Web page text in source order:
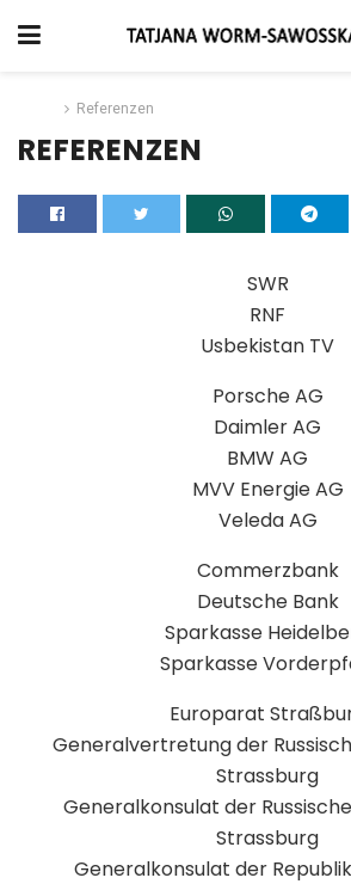
Referenzen
REFERENZEN
SWR
RNF
Usbekistan TV
Porsche AG
Daimler AG
BMW AG
MVV Energie AG
Veleda AG
Commerzbank
Deutsche Bank
Sparkasse
Sparkasse
Europarat
Generalvertretung der
Strassburg
Generalkonsulat der
Strassburg
Generalkonsulat der